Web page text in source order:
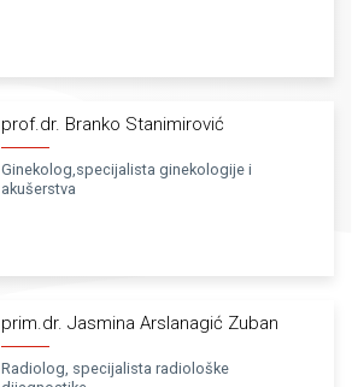
prof.dr. Branko Stanimirović
Ginekolog,specijalista ginekologije i
akušerstva
prim.dr. Jasmina Arslanagić Zuban
Radiolog, specijalista radiološke